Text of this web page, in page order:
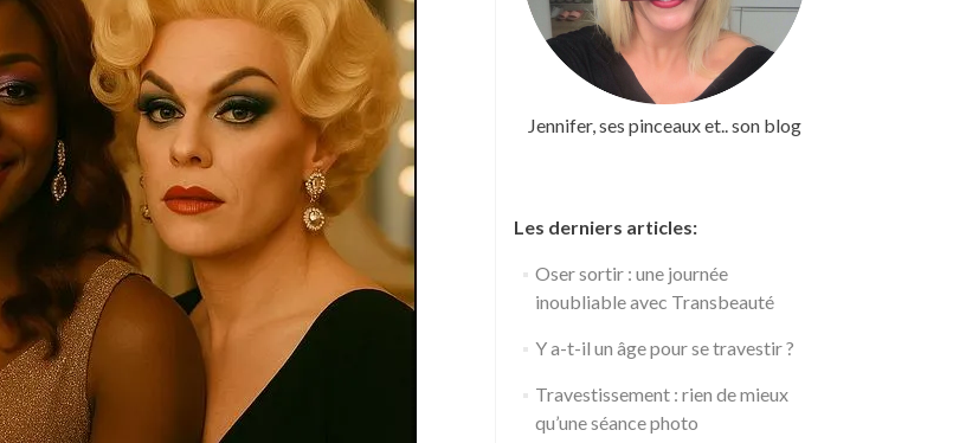
Jennifer, ses pinceaux et.. son blog
Les derniers articles:
Oser sortir : une journée
inoubliable avec Transbeauté
Y a-t-il un âge pour se travestir ?
Travestissement : rien de mieux
qu’une séance photo